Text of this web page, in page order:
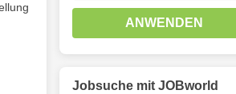
ANWENDEN
Jobsuche mit JOBworld